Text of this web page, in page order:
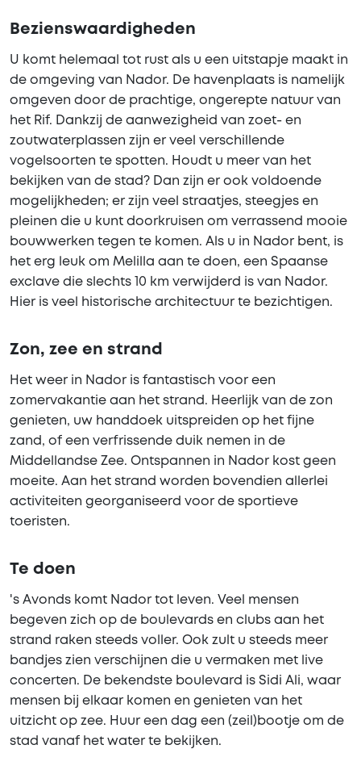
Bezienswaardigheden
U komt helemaal tot rust als u een uitstapje maakt in
de omgeving van Nador. De havenplaats is namelijk
omgeven door de prachtige, ongerepte natuur van
het Rif. Dankzij de aanwezigheid van zoet- en
zoutwaterplassen zijn er veel verschillende
vogelsoorten te spotten. Houdt u meer van het
bekijken van de stad? Dan zijn er ook voldoende
mogelijkheden; er zijn veel straatjes, steegjes en
pleinen die u kunt doorkruisen om verrassend mooie
bouwwerken tegen te komen. Als u in Nador bent, is
het erg leuk om Melilla aan te doen, een Spaanse
exclave die slechts 10 km verwijderd is van Nador.
Hier is veel historische architectuur te bezichtigen.
Zon, zee en strand
Het weer in Nador is fantastisch voor een
zomervakantie aan het strand. Heerlijk van de zon
genieten, uw handdoek uitspreiden op het fijne
zand, of een verfrissende duik nemen in de
Middellandse Zee. Ontspannen in Nador kost geen
moeite. Aan het strand worden bovendien allerlei
activiteiten georganiseerd voor de sportieve
toeristen.
Te doen
's Avonds komt Nador tot leven. Veel mensen
begeven zich op de boulevards en clubs aan het
strand raken steeds voller. Ook zult u steeds meer
bandjes zien verschijnen die u vermaken met live
concerten. De bekendste boulevard is Sidi Ali, waar
mensen bij elkaar komen en genieten van het
uitzicht op zee. Huur een dag een (zeil)bootje om de
stad vanaf het water te bekijken.